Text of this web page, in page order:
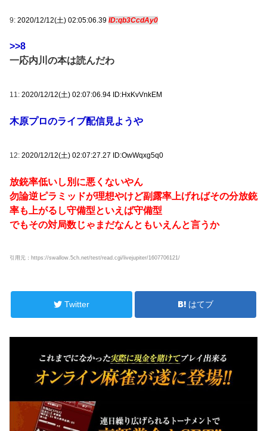
9: 2020/12/12(土) 02:05:06.39 ID:qb3CcdAy0
>>8
一応内川の本は読んだわ
11: 2020/12/12(土) 02:07:06.94 ID:HxKvVnkEM
木原プロのライブ配信見ようや
12: 2020/12/12(土) 02:07:27.27 ID:OwWqxg5q0
放銃率低いし別に悪くないやん
勿論逆ピラミッドが理想やけど副露率上げればその分放銃
率も上がるし守備型といえば守備型
でもその対局数じゃまだなんともいえんと言うか
引用元：https://swallow.5ch.net/test/read.cgi/livejupiter/1607706121/
Twitter はてブ